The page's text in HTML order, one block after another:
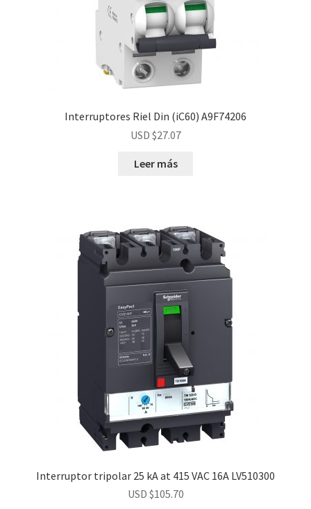
Interruptores Riel Din (iC60) A9F74206
USD $27.07
Leer más
Interruptor tripolar 25 kA at 415 VAC 16A LV510300
USD $105.70